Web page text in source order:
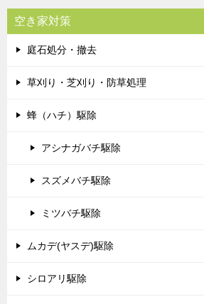
空き家対策
庭石処分・撤去
草刈り・芝刈り・防草処理
蜂（ハチ）駆除
アシナガバチ駆除
スズメバチ駆除
ミツバチ駆除
ムカデ(ヤスデ)駆除
シロアリ駆除